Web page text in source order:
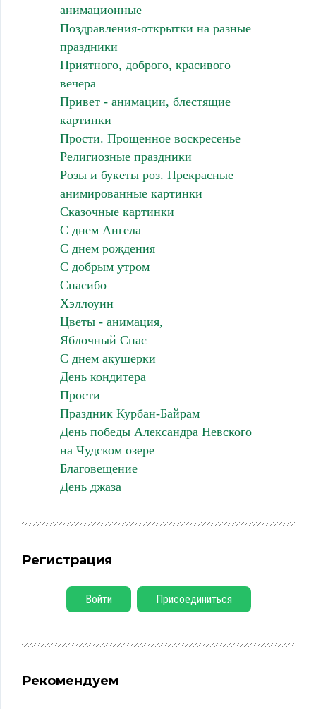
анимационные
Поздравления-открытки на разные
праздники
Приятного, доброго, красивого
вечера
Привет - анимации, блестящие
картинки
Прости. Прощенное воскресенье
Религиозные праздники
Розы и букеты роз. Прекрасные
анимированные картинки
Сказочные картинки
С днем Ангела
С днем рождения
С добрым утром
Спасибо
Хэллоуин
Цветы - анимация,
Яблочный Спас
С днем акушерки
День кондитера
Прости
Праздник Курбан-Байрам
День победы Александра Невского
на Чудском озере
Благовещение
День джаза
Регистрация
Войти Присоединиться
Рекомендуем